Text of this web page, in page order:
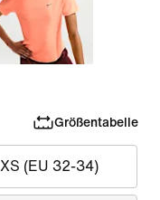
Größentabelle
XS (EU 32-34)